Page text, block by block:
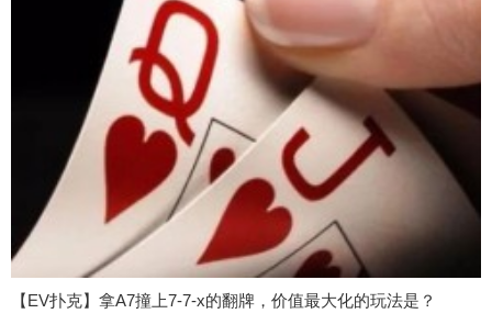
【EV扑克】拿A7撞上7-7-x的翻牌，价值最大化的玩法是？